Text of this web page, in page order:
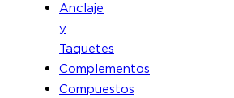
Anclaje
y
Taquetes
Complementos
Compuestos